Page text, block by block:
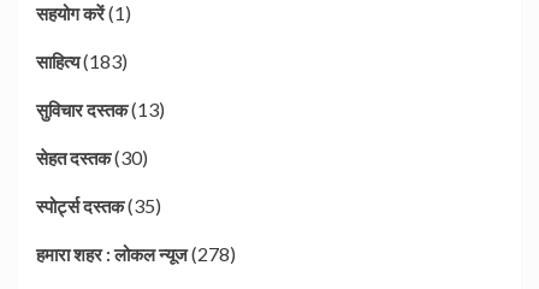
सहयोग करें(1)
साहित्य(183)
सुविचार दस्तक(13)
सेहत दस्तक(30)
स्पोर्ट्स दस्तक(35)
हमारा शहर : लोकल न्यूज(278)